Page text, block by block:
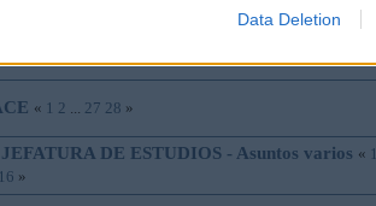
Data Deletion
DOCENTE ACTUAL (OPOSICIONES)
y Licencias
« 1 2 ... 27 28 »
DE ESTUDIOS - Asuntos varios «
16 »